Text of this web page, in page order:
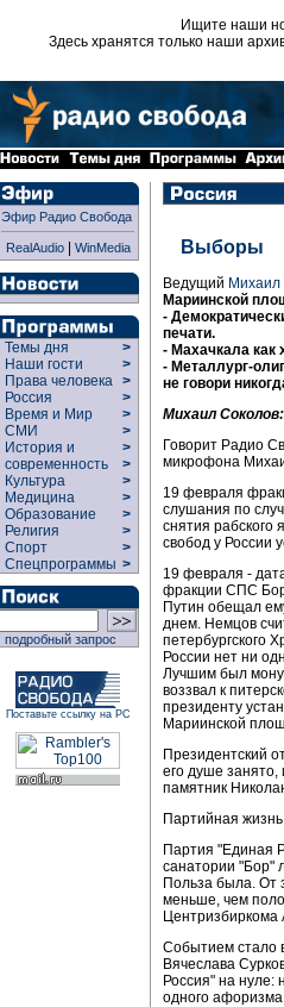
Ищите наши
Здесь хранятся только наши
Эфир Радио Свобода
RealAudio| WinMedia
Темы дня
>
Наши гости
>
Права человека >
Россия
>
Время и Мир
>
СМИ
>
История и
современность
>
>
Культура
>
Медицина
>
Образование
>
Религия
>
Спорт
>
Спецпрограммы >
подробный запрос
Поставьте ссылку на РС
Выборы
Ведущий Михаил
Мариинской
-
печати.
- Махачкала
- Металлург-
не говори
Михаил Соколов:
Говорит Радио
микрофона
19 февраля
слушания по
снятия рабского
свобод у России
19 февраля -
фракции СПС
Путин обещал
днем. Немцов
петербургского
России нет ни
Лучшим был
воззвал к
президенту
Мариинской
Президентский
его душе занято,
памятник
Партийная жизнь.
Партия "Единая
санатории "Бор"
Польза была. От
меньше, чем
Центризбиркома
Событием стало
Вячеслава
Россия" на нуле:
одного